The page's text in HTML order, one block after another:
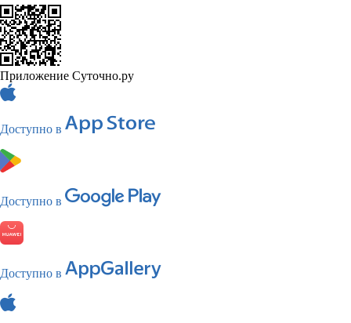
Приложение Суточно.ру
Доступно в
Доступно в
Доступно в